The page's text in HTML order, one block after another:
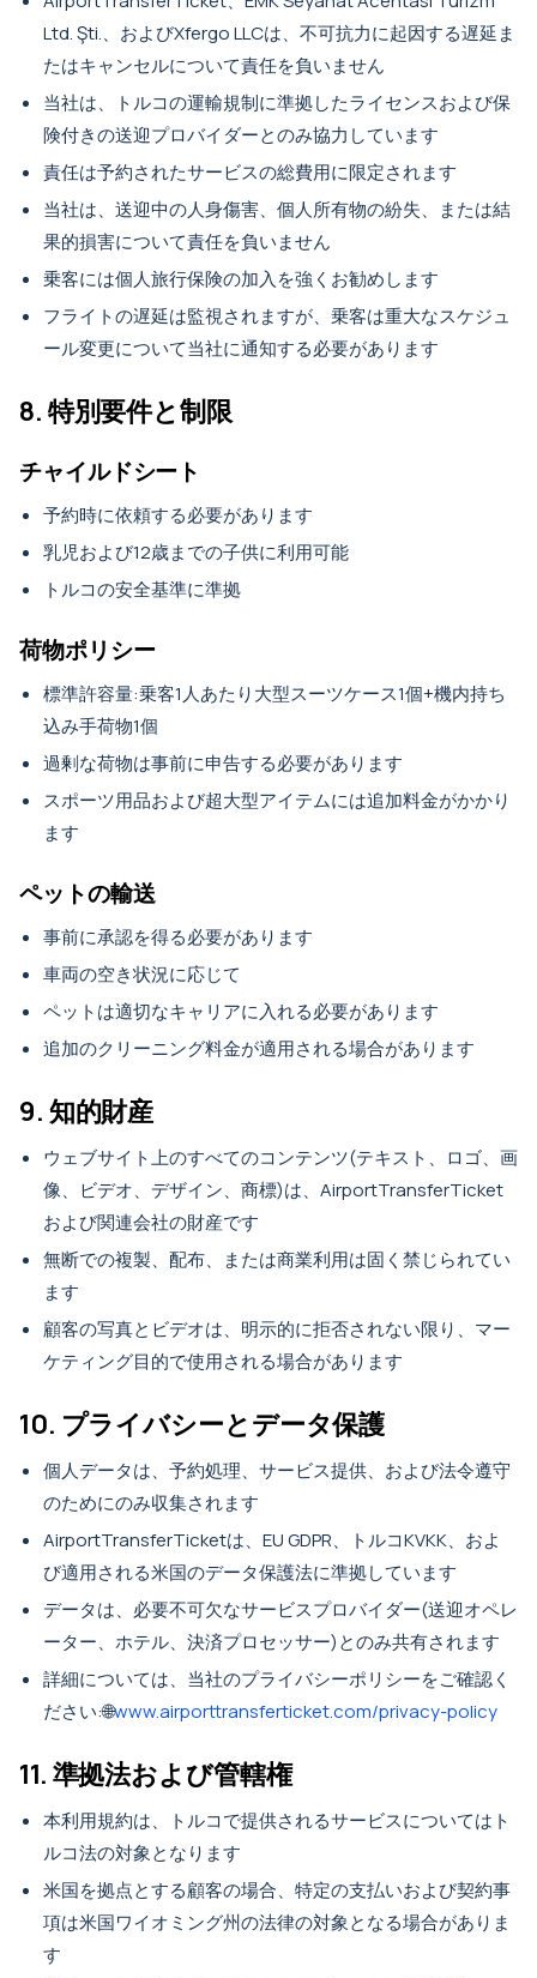
Ltd. Şti.、およびXfergo LLCは、不可抗力に起因する遅延ま
たはキャンセルについて責任を負いません
当社は、トルコの運輸規制に準拠したライセンスおよび保
険付きの送迎プロバイダーとのみ協力しています
責任は予約されたサービスの総費用に限定されます
当社は、送迎中の人身傷害、個人所有物の紛失、または結
果的損害について責任を負いません
乗客には個人旅行保険の加入を強くお勧めします
フライトの遅延は監視されますが、乗客は重大なスケジュ
ール変更について当社に通知する必要があります
8. 特別要件と制限
チャイルドシート
予約時に依頼する必要があります
乳児および12歳までの子供に利用可能
トルコの安全基準に準拠
荷物ポリシー
標準許容量:乗客1人あたり大型スーツケース1個+機内持ち
込み手荷物1個
過剰な荷物は事前に申告する必要があります
スポーツ用品および超大型アイテムには追加料金がかかり
ます
ペットの輸送
事前に承認を得る必要があります
車両の空き状況に応じて
ペットは適切なキャリアに入れる必要があります
追加のクリーニング料金が適用される場合があります
9. 知的財産
ウェブサイト上のすべてのコンテンツ(テキスト、ロゴ、画
像、ビデオ、デザイン、商標)は、AirportTransferTicket
および関連会社の財産です
無断での複製、配布、または商業利用は固く禁じられてい
ます
顧客の写真とビデオは、明示的に拒否されない限り、マー
ケティング目的で使用される場合があります
10. プライバシーとデータ保護
個人データは、予約処理、サービス提供、および法令遵守
のためにのみ収集されます
AirportTransferTicketは、EU GDPR、トルコKVKK、およ
び適用される米国のデータ保護法に準拠しています
データは、必要不可欠なサービスプロバイダー(送迎オペレ
ーター、ホテル、決済プロセッサー)とのみ共有されます
詳細については、当社のプライバシーポリシーをご確認く
ださい:🌐www.airporttransferticket.com/privacy-policy
11. 準拠法および管轄権
本利用規約は、トルコで提供されるサービスについてはト
ルコ法の対象となります
米国を拠点とする顧客の場合、特定の支払いおよび契約事
項は米国ワイオミング州の法律の対象となる場合がありま
す